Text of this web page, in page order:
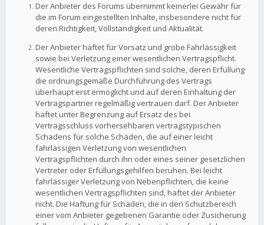
Der Anbieter des Forums übernimmt keinerlei Gewähr für
die im Forum eingestellten Inhalte, insbesondere nicht für
deren Richtigkeit, Vollständigkeit und Aktualität.
Der Anbieter haftet für Vorsatz und grobe Fahrlässigkeit
sowie bei Verletzung einer wesentlichen Vertragspflicht.
Wesentliche Vertragspflichten sind solche, deren Erfüllung
die ordnungsgemäße Durchführung des Vertrags
überhaupt erst ermöglicht und auf deren Einhaltung der
Vertragspartner regelmäßig vertrauen darf. Der Anbieter
haftet unter Begrenzung auf Ersatz des bei
Vertragsschluss vorhersehbaren vertragstypischen
Schadens für solche Schäden, die auf einer leicht
fahrlässigen Verletzung von wesentlichen
Vertragspflichten durch ihn oder eines seiner gesetzlichen
Vertreter oder Erfüllungsgehilfen beruhen. Bei leicht
fahrlässiger Verletzung von Nebenpflichten, die keine
wesentlichen Vertragspflichten sind, haftet der Anbieter
nicht. Die Haftung für Schäden, die in den Schutzbereich
einer vom Anbieter gegebenen Garantie oder Zusicherung